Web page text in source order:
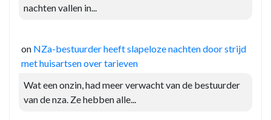
nachten vallen in...
on NZa-bestuurder heeft slapeloze nachten door strijd
met huisartsen over tarieven
Wat een onzin, had meer verwacht van de bestuurder
van de nza. Ze hebben alle...